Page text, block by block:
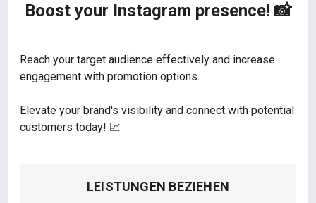
Boost your Instagram presence! 📸
Reach your target audience effectively and increase
engagement with promotion options.
Elevate your brand's visibility and connect with potential
customers today! 📈
LEISTUNGEN BEZIEHEN